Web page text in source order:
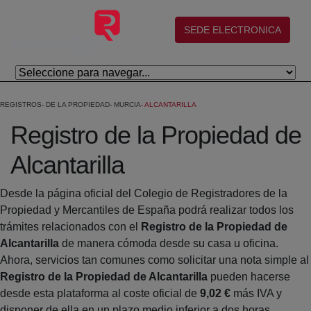
Saltar al contenido principal
(abre en nueva ventana)
SEDE ELECTRONICA
REGISTROS DE LA PROPIEDAD MURCIA ALCANTARILLA
Registro de la Propiedad de
Alcantarilla
Desde la página oficial del Colegio de Registradores de la
Propiedad y Mercantiles de España podrá realizar todos los
trámites relacionados con el
Registro de la Propiedad de
Alcantarilla de manera cómoda desde su casa u oficina.
Ahora, servicios tan comunes como solicitar una nota simple al
Registro de la Propiedad de Alcantarilla pueden hacerse
desde esta plataforma al coste oficial de 9,02 € más IVA y